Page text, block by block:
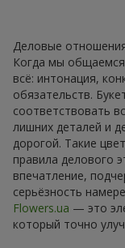
Деловые
Когда мы
всё: интонация,
обязательств.
соответствовать
лишних деталей и
дорогой. Такие
правила делового
впечатление,
серьёзность
Flowers.ua — это
который точно